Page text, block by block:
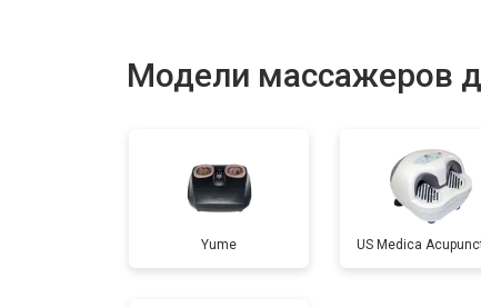
Модели массажеров
Yume US Medica